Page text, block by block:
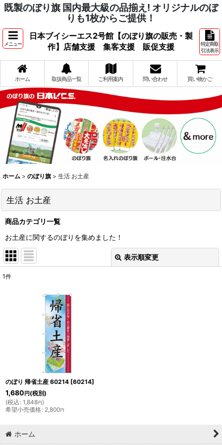
既製のぼり旗 国内最大級の品揃え! オリジナルのぼ
りも1枚からご提供！
メニュー
日本ブイシーエス2号館【のぼり旗の販売・製
作】店舗支援 集客支援 販促支援
特定商取
引法表示
ホーム 取扱商品一覧 ご利用案内 問い合わせ 買い物かご
ホーム > のぼり旗 > 生活 お土産
生活 お土産
商品カテゴリ一覧
お土産に関するのぼりを集めました！
表示順変更
1件
のぼり 帰省土産 60214 [60214]
1,680 円 (税別)
(税込 : 1,848円)
希望小売価格: 2,800円
ホーム